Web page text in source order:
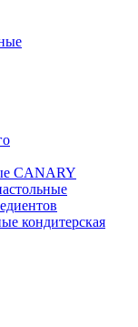
CANARY
кондитерская